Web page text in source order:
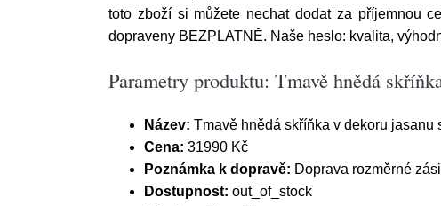
toto zboží si můžete nechat dodat za příjemnou
dopraveny BEZPLATNĚ. Naše heslo: kvalita,
Parametry produktu: Tmavě hnědá
Název: Tmavě hnědá skříňka v dekoru
Cena: 31990 Kč
Poznámka k dopravě: Doprava rozměrné
Dostupnost: out_of_stock